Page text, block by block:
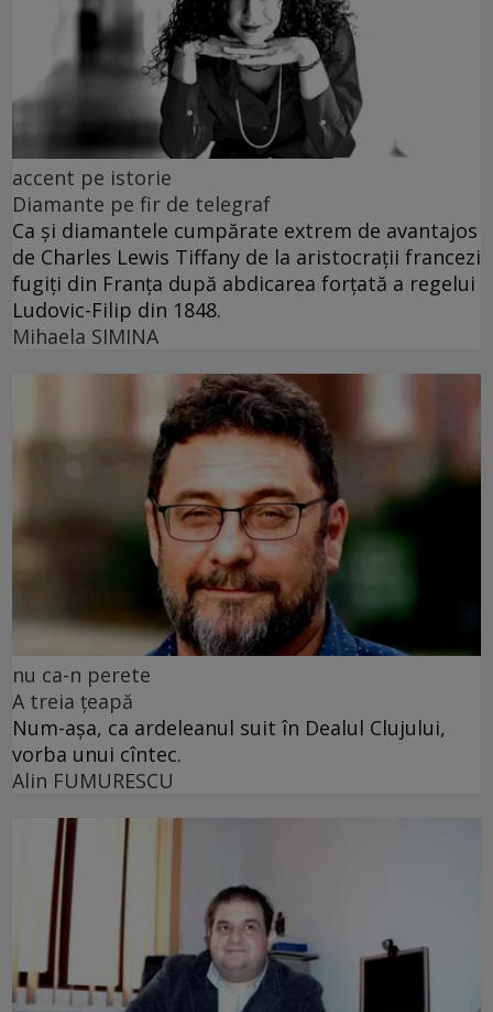
accent pe istorie
Diamante pe fir de telegraf
Ca și diamantele cumpărate extrem de avantajos
de Charles Lewis Tiffany de la aristocrații francezi
fugiți din Franța după abdicarea forțată a regelui
Ludovic-Filip din 1848.
Mihaela SIMINA
nu ca-n perete
A treia țeapă
Num-așa, ca ardeleanul suit în Dealul Clujului,
vorba unui cîntec.
Alin FUMURESCU